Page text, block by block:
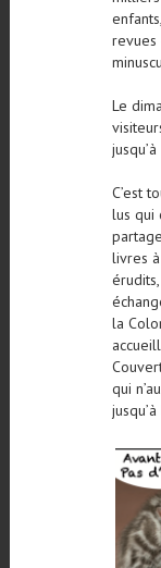
revues
Le
C’est
lus qui
livres
la
qui